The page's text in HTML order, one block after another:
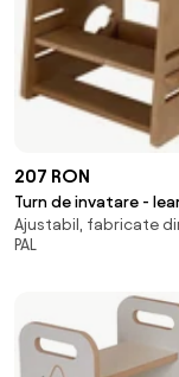
207 RON
Turn de invatare -
tower natur
Ajustabil, fabricate
PAL